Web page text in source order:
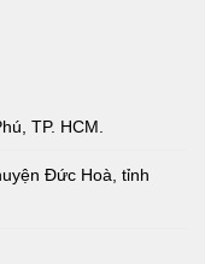
TP. HCM.
Đức Hoà, tỉnh